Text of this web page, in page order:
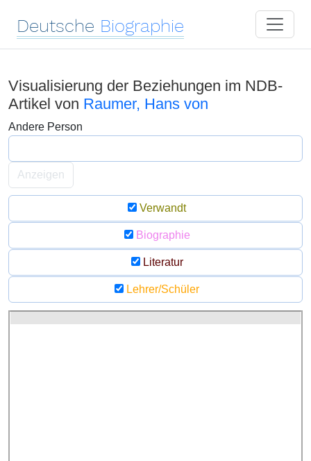
Deutsche Biographie
Visualisierung der Beziehungen im NDB-
Artikel von Raumer, Hans von
Andere Person
Anzeigen
Verwandt
Biographie
Literatur
Lehrer/Schüler